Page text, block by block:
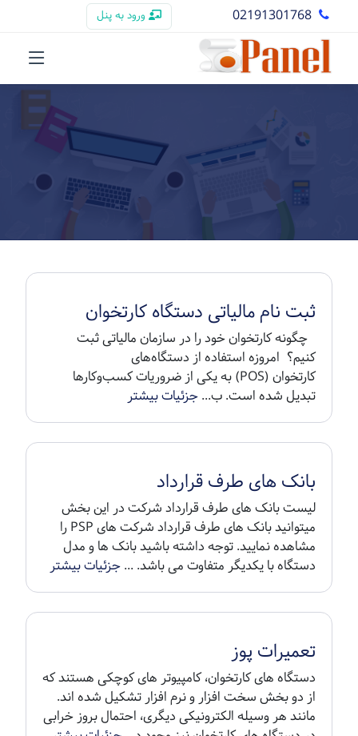
02191301768 ورود به پنل
ثبت نام مالیاتی دستگاه کارتخوان
چگونه کارتخوان خود را در سازمان مالیاتی ثبت
کنیم؟ امروزه استفاده از دستگاه‌های
کارتخوان (POS) به یکی از ضروریات کسب‌وکارها
تبدیل شده است. ب...جزئیات بیشتر
بانک های طرف قرارداد
لیست بانک های طرف قرارداد شرکت در این بخش
میتوانید بانک های طرف قرارداد شرکت های PSP را
مشاهده نمایید. توجه داشته باشید بانک ها و مدل
دستگاه با یکدیگر متفاوت می باشد. ...جزئیات بیشتر
تعمیرات پوز
دستگاه های کارتخوان، کامپیوتر های کوچکی هستند که
از دو بخش سخت افزار و نرم افزار تشکیل شده اند.
مانند هر وسیله الکترونیکی دیگری، احتمال بروز خرابی